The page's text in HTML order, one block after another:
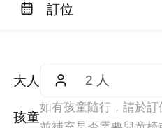
訂位
大人
孩童
如有孩童隨行，請於訂
週一至週日 10:00 至
統編：